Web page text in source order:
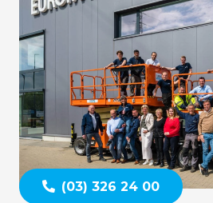
(03) 326 24 00